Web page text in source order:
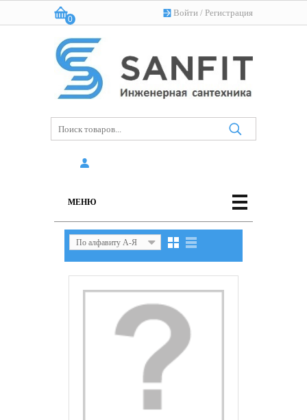
Войти / Регистрация
Корзина:
0
(пусто)
МЕНЮ
По алфавиту А-Я